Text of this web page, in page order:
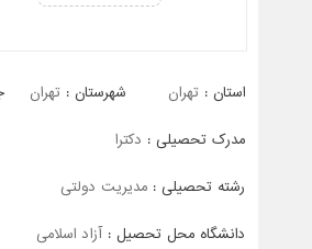
استان : تهران شهرستان :تهران
مدرک تحصیلی : دکترا
رشته تحصیلی : مدیریت دولتی
دانشگاه محل تحصیل : آزاد اسلامی